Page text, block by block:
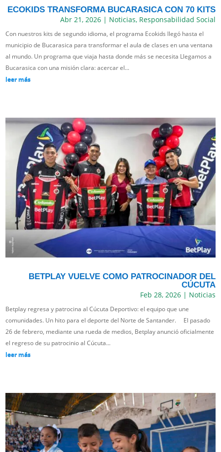
ECOKIDS TRANSFORMA BUCARASICA CON 70 KITS
Abr 21, 2026| Noticias, Responsabilidad Social
Con nuestros kits de segundo idioma, el programa Ecokids llegó hasta el
municipio de Bucarasica para transformar el aula de clases en una ventana
al mundo. Un programa que viaja hasta donde más se necesita Llegamos a
Bucarasica con una misión clara: acercar el...
leer más
BETPLAY VUELVE COMO PATROCINADOR DEL
CÚCUTA
Feb 28, 2026| Noticias
Betplay regresa y patrocina al Cúcuta Deportivo: el equipo que une
comunidades. Un hito para el deporte del Norte de Santander. El pasado
26 de febrero, mediante una rueda de medios, Betplay anunció oficialmente
el regreso de su patrocinio al Cúcuta...
leer más